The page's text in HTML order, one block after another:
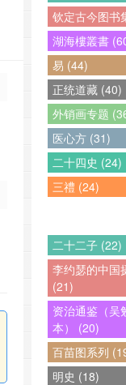
钦定古今图书
湖海樓叢書
易 (44)
正统道藏 (40)
外销画专题
医心方 (31)
二十四史 (24)
三禮 (24)
二十二子 (22)
李约瑟的中国
(21)
资治通鉴（吴
本） (20)
百苗图系列
明史 (18)